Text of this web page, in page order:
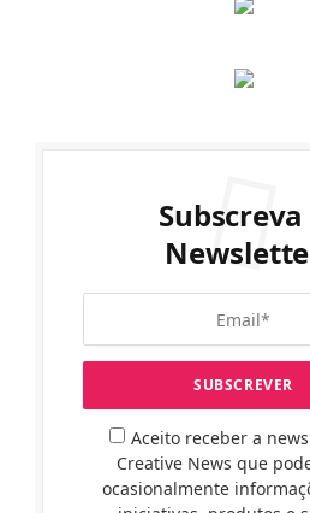
Subscreva
Aceito receber a
Creative News que
ocasionalmente